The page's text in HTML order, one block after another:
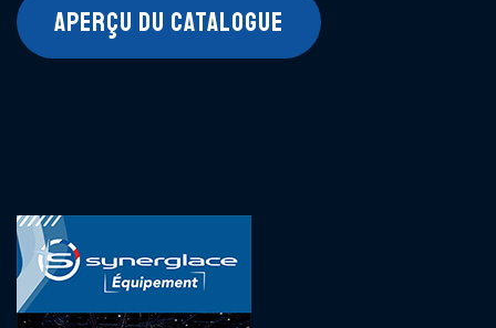
APERÇU DU CATALOGUE